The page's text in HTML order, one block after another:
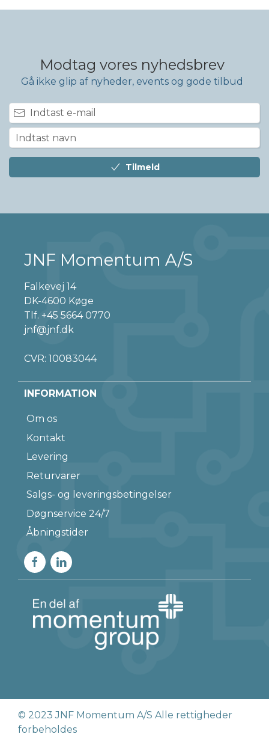
Modtag vores nyhedsbrev
Gå ikke glip af nyheder, events og gode tilbud
Tilmeld
JNF Momentum A/S
Falkevej 14
DK-4600 Køge
Tlf. +45 5664 0770
jnf@jnf.dk
CVR: 10083044
INFORMATION
Om os
Kontakt
Levering
Returvarer
Salgs- og leveringsbetingelser
Døgnservice 24/7
Åbningstider
© 2023 JNF Momentum A/S Alle rettigheder
forbeholdes